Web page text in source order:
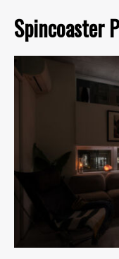
Spincoaster